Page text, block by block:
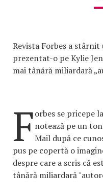
Revista Forbes a
prezentat-o pe Kylie
mai tânără miliardară
Forbes se pricepe
notează pe un
Mail după ce
pus pe copertă o
despre care a scris că
tânără miliardară